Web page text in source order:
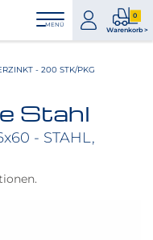
MENÜ
zum
Konto
0
Warenkorb >
0
- 200 STK/PKG
Stahl
- STAHL,